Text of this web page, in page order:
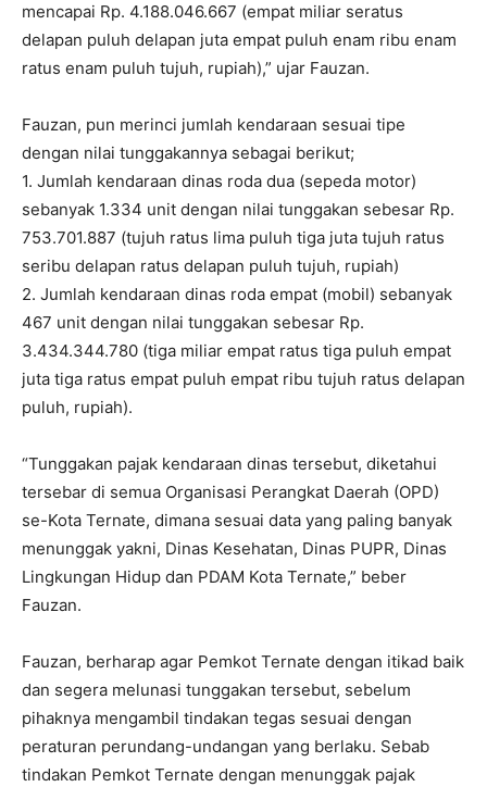
mencapai Rp. 4.188.046.667 (empat miliar seratus
delapan puluh delapan juta empat puluh enam ribu enam
ratus enam puluh tujuh, rupiah),” ujar Fauzan.
Fauzan, pun merinci jumlah kendaraan sesuai tipe
dengan nilai tunggakannya sebagai berikut;
1. Jumlah kendaraan dinas roda dua (sepeda motor)
sebanyak 1.334 unit dengan nilai tunggakan sebesar Rp.
753.701.887 (tujuh ratus lima puluh tiga juta tujuh ratus
seribu delapan ratus delapan puluh tujuh, rupiah)
2. Jumlah kendaraan dinas roda empat (mobil) sebanyak
467 unit dengan nilai tunggakan sebesar Rp.
3.434.344.780 (tiga miliar empat ratus tiga puluh empat
juta tiga ratus empat puluh empat ribu tujuh ratus delapan
puluh, rupiah).
“Tunggakan pajak kendaraan dinas tersebut, diketahui
tersebar di semua Organisasi Perangkat Daerah (OPD)
se-Kota Ternate, dimana sesuai data yang paling banyak
menunggak yakni, Dinas Kesehatan, Dinas PUPR, Dinas
Lingkungan Hidup dan PDAM Kota Ternate,” beber
Fauzan.
Fauzan, berharap agar Pemkot Ternate dengan itikad baik
dan segera melunasi tunggakan tersebut, sebelum
pihaknya mengambil tindakan tegas sesuai dengan
peraturan perundang-undangan yang berlaku. Sebab
tindakan Pemkot Ternate dengan menunggak pajak